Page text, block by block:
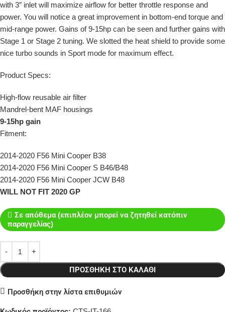
with 3″ inlet will maximize airflow for better throttle response and
power. You will notice a great improvement in bottom-end torque and
mid-range power. Gains of 9-15hp can be seen and further gains with
Stage 1 or Stage 2 tuning. We slotted the heat shield to provide some
nice turbo sounds in Sport mode for maximum effect.
Product Specs:
High-flow reusable air filter
Mandrel-bent MAF housings
9-15hp gain
Fitment:
2014-2020 F56 Mini Cooper B38
2014-2020 F56 Mini Cooper S B46/B48
2014-2020 F56 Mini Cooper JCW B48
WILL NOT FIT 2020 GP
Σε απόθεμα (επιπλέον μπορεί να ζητηθεί κατόπιν
παραγγελίας)
ΠΡΟΣΘΉΚΗ ΣΤΟ ΚΑΛΆΘΙ
Προσθήκη στην λίστα επιθυμιών